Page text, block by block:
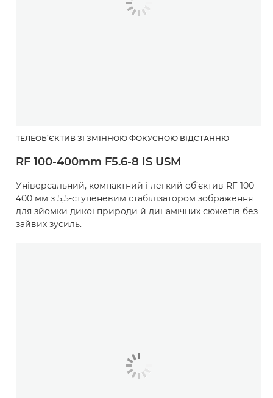
ТЕЛЕОБ’ЄКТИВ ЗІ ЗМІННОЮ ФОКУСНОЮ ВІДСТАННЮ
RF 100-400mm F5.6-8 IS USM
Універсальний, компактний і легкий об’єктив RF 100-
400 мм з 5,5-ступеневим стабілізатором зображення
для зйомки дикої природи й динамічних сюжетів без
зайвих зусиль.